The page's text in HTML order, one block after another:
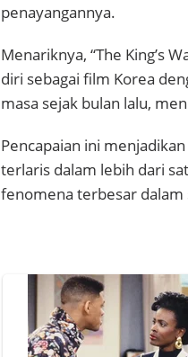
penayangannya.
Menariknya, “The King’s
diri sebagai film Korea
masa sejak bulan lalu,
Pencapaian ini menjadikan
terlaris dalam lebih dari
fenomena terbesar